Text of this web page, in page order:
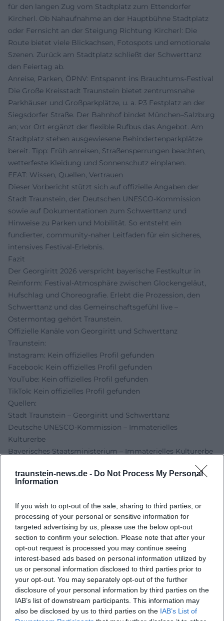
traunstein-news.de - Do Not Process My Personal
Information
If you wish to opt-out of the sale, sharing to third parties, or
processing of your personal or sensitive information for
targeted advertising by us, please use the below opt-out
section to confirm your selection. Please note that after your
opt-out request is processed you may continue seeing
interest-based ads based on personal information utilized by
us or personal information disclosed to third parties prior to
your opt-out. You may separately opt-out of the further
disclosure of your personal information by third parties on the
IAB’s list of downstream participants. This information may
also be disclosed by us to third parties on the IAB’s List of
für den langen Zug vom Stadtplatz zum Ettendorfer
Kircherl. Ob Nahaufnahme an der Hauptbühne Stadtplatz
oder Fernsicht an der Steigung Richtung Kircherl: Die
Route bietet viele Blickachsen, Fotospots und emotionale
Szenen. Zurück am Stadtplatz schließt der Schwerttanz
den Feiertag ab.
Anreise, Parken, ÖPNV: Entspannt ins Brauchtums-Festival
Die Große Kreisstadt Traunstein bietet zentrumsnahe
Parkhäuser und Großparkplätze, u. a. P3 Festplatz an der
Siegsdorfer Straße. Der Bahnhof bindet München–Salzburg
an; vor Ort ergänzt der flexible Rufbus das Angebot. Am
Stadtplatz stehen ausgewiesene Behindertenparkplätze
bereit. Tipp: Früh anreisen, Straßensperrungen beachten,
wetterfeste Kleidung und Sonnenschutz einplanen.
EEAT: Wissen, Quellen, Vertrauen
Dieser Vorbericht stützt sich auf offizielle Angaben der
Stadt Traunstein, der Deutschen UNESCO-Kommission
sowie auf Dokumentationen zum Schwerttanz und
Hinweise zu Parken und Mobilität. So entsteht ein
fundierter, community-naher Leitfaden für ein sicheres,
intensives Festival-Erlebnis.
Fazit
Der Georgiritt 2026 verspricht bayerische Festkultur in
Reinform: Festival-Atmosphäre zwischen Glockengeläut,
Hufschlag und Choreografie. Erlebt die Prozession, den
Schwerttanz und das Gemeinschaftsgefühl live –
Ostermontag gehört Traunstein.
Offizielle Kanäle von Georgiritt und Schwerttanz
Traunstein:
Instagram: Kein offizielles Profil gefunden
Facebook: Kein offizielles Profil gefunden
YouTube: Kein offizielles Profil gefunden
TikTok: Kein offizielles Profil gefunden
Quellen:
Stadt Traunstein – Georgiritt und Schwerttanz
Deutsche UNESCO-Kommission – Immaterielles
Kulturerbe
Bayerisches Staatsministerium – Immaterielles Kulturerbe
Stadt Traunstein – Parken in Traunstein
Passauer Neue Presse – Georgiritt und Schwerttanz
Schwerttanz Traunstein – Hintergrund und Historie